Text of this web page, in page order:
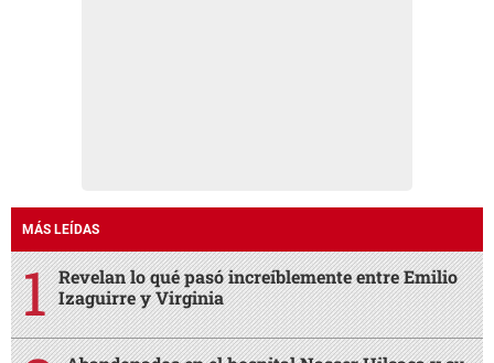
MÁS LEÍDAS
Revelan lo qué pasó increíblemente entre Emilio
Izaguirre y Virginia